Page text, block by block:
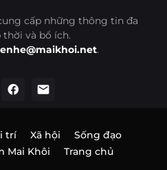
cấp những thông tin đa
thời và bổ ích.
.
trí Xã hội
Sống đạo
Mai Khôi Trang chủ